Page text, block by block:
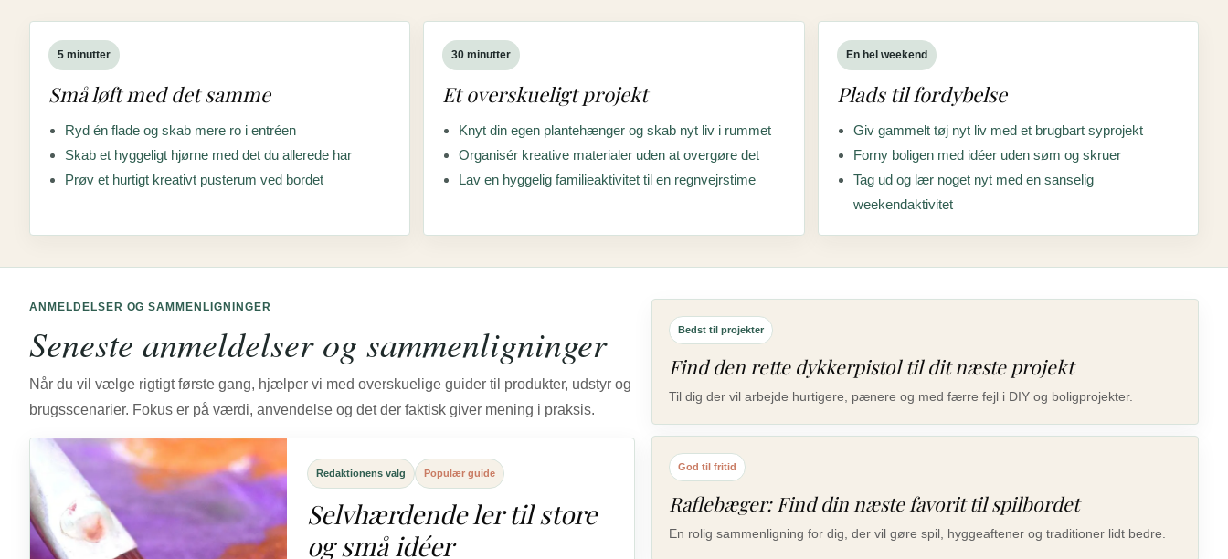
5 minutter
Små løft med det samme
Ryd én flade og skab mere ro i entréen
Skab et hyggeligt hjørne med det du allerede har
Prøv et hurtigt kreativt pusterum ved bordet
30 minutter
Et overskueligt projekt
Knyt din egen plantehænger og skab nyt liv i rummet
Organisér kreative materialer uden at overgøre det
Lav en hyggelig familieaktivitet til en regnvejrstime
En hel weekend
Plads til fordybelse
Giv gammelt tøj nyt liv med et brugbart syprojekt
Forny boligen med idéer uden søm og skruer
Tag ud og lær noget nyt med en sanselig
weekendaktivitet
ANMELDELSER OG SAMMENLIGNINGER
Seneste anmeldelser og sammenligninger
Når du vil vælge rigtigt første gang, hjælper vi med overskuelige guider til produkter, udstyr og
brugsscenarier. Fokus er på værdi, anvendelse og det der faktisk giver mening i praksis.
Redaktionens valg Populær guide
Selvhærdende ler til store
og små idéer
Bedst til projekter
Find den rette dykkerpistol til dit næste projekt
Til dig der vil arbejde hurtigere, pænere og med færre fejl i DIY og boligprojekter.
God til fritid
Raflebæger: Find din næste favorit til spilbordet
En rolig sammenligning for dig, der vil gøre spil, hyggeaftener og traditioner lidt bedre.